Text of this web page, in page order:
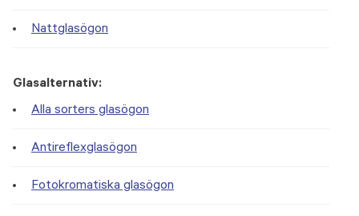
Nattglasögon
Glasalternativ:
Alla sorters glasögon
Antireflexglasögon
Fotokromatiska glasögon